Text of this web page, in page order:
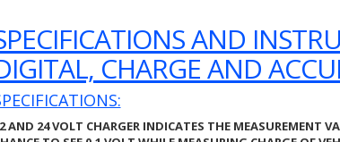
AND
CHARGE AND
AND 24 VOLT CHARGER INDICATES THE MEASUREMENT